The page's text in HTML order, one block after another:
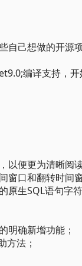
自己想做的开源
编译支持，
以便更为清晰阅
窗口和翻转时间
生SQL语句字
明确新增功能；
方法；